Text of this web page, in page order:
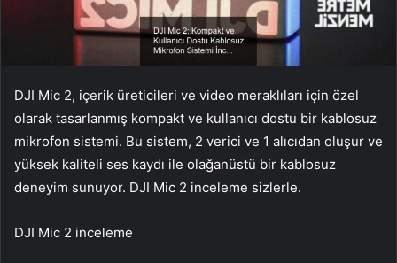
DJI Mic 2, içerik üreticileri ve video meraklıları için özel
olarak tasarlanmış kompakt ve kullanıcı dostu bir kablosuz
mikrofon sistemi. Bu sistem, 2 verici ve 1 alıcıdan oluşur ve
yüksek kaliteli ses kaydı ile olağanüstü bir kablosuz
deneyim sunuyor. DJI Mic 2 inceleme sizlerle.
DJI Mic 2 inceleme